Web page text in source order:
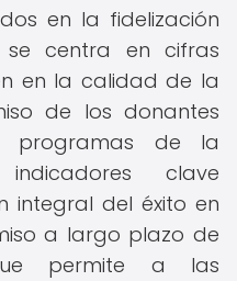
en la fidelización
centra en cifras
en la calidad de la
de los donantes
de la
clave
integral del éxito en
a largo plazo de
permite a las